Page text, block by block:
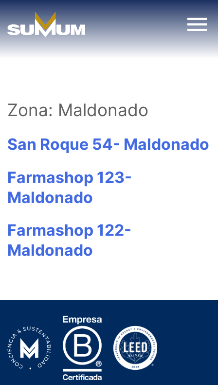
content
Zona: Maldonado
San Roque 54- Maldonado
Farmashop 123-
Maldonado
Farmashop 122-
Maldonado